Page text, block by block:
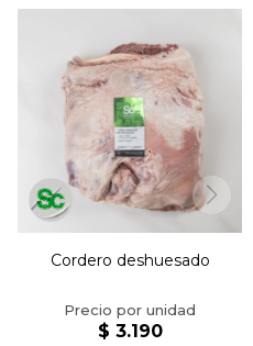
Cordero deshuesado
$ 3.190